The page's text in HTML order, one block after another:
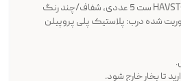
شده درب: پلاستیک پلی پروپیلن
تا بخار خارج شود.